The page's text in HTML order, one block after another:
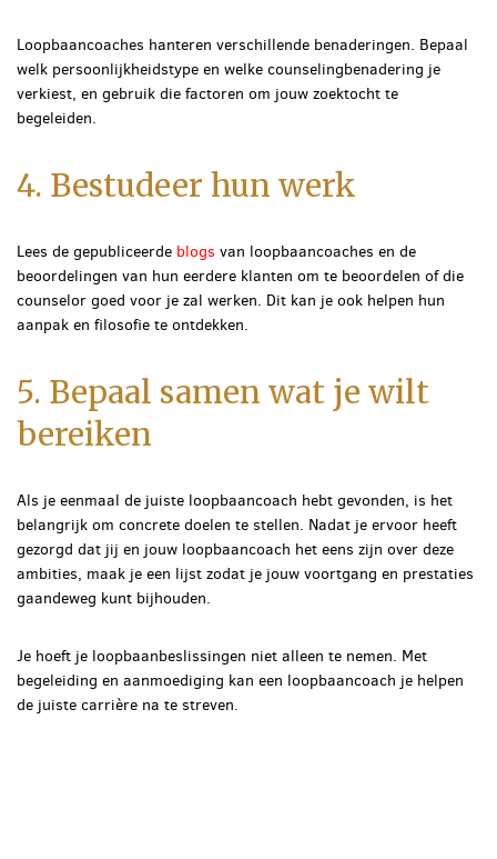
Loopbaancoaches hanteren verschillende benaderingen. Bepaal
welk persoonlijkheidstype en welke counselingbenadering je
verkiest, en gebruik die factoren om jouw zoektocht te
begeleiden.
4. Bestudeer hun werk
Lees de gepubliceerde blogs van loopbaancoaches en de
beoordelingen van hun eerdere klanten om te beoordelen of die
counselor goed voor je zal werken. Dit kan je ook helpen hun
aanpak en filosofie te ontdekken.
5. Bepaal samen wat je wilt
bereiken
Als je eenmaal de juiste loopbaancoach hebt gevonden, is het
belangrijk om concrete doelen te stellen. Nadat je ervoor heeft
gezorgd dat jij en jouw loopbaancoach het eens zijn over deze
ambities, maak je een lijst zodat je jouw voortgang en prestaties
gaandeweg kunt bijhouden.
Je hoeft je loopbaanbeslissingen niet alleen te nemen. Met
begeleiding en aanmoediging kan een loopbaancoach je helpen
de juiste carrière na te streven.